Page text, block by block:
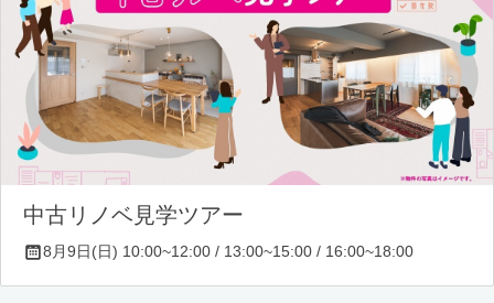
中古リノベ見学ツアー
8月9日(日) 10:00~12:00 / 13:00~15:00 / 16:00~18:00